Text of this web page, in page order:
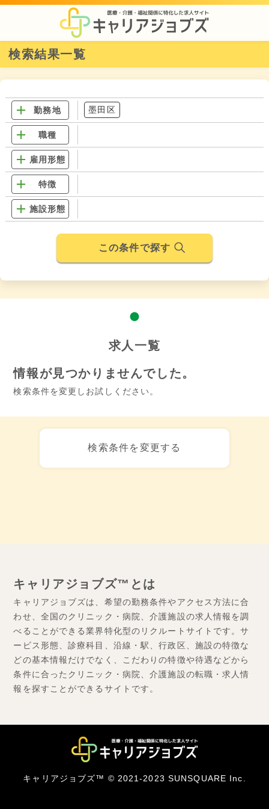
検索結果一覧
勤務地 墨田区
職種
雇用形態
特徴
施設形態
この条件で探す
求人一覧
情報が見つかりませんでした。
検索条件を変更しお試しください。
検索条件を変更する
キャリアジョブズ™とは
キャリアジョブズは、希望の勤務条件やアクセス方法に合
わせ、全国のクリニック・病院、介護施設の求人情報を調
べることができる業界特化型のリクルートサイトです。サ
ービス形態、診療科目、沿線・駅、行政区、施設の特徴な
どの基本情報だけでなく、こだわりの特徴や待遇などから
条件に合ったクリニック・病院、介護施設の転職・求人情
報を探すことができるサイトです。
キャリアジョブズ™ © 2021-2023 SUNSQUARE Inc.